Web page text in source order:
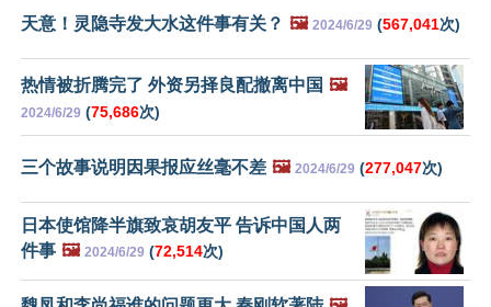
天意！灵隐寺发大水这件事有关？ 🖼️ 2024/6/29 (567,041次)
热情被折腾完了 外资另择良配撤离中国 🖼️
2024/6/29 (75,686次)
三个故事说明因果报应丝毫不差 🖼️ 2024/6/29 (277,047次)
日本使馆降半旗致哀胡友平 告诉中国人两
件事 🖼️ 2024/6/29 (72,514次)